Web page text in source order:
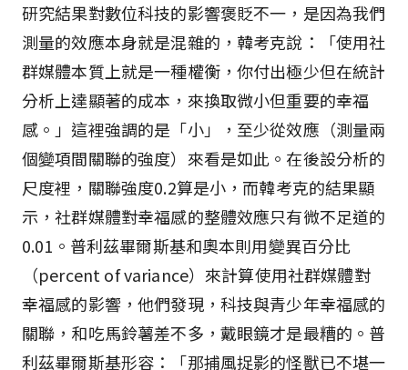
研究結果對數位科技的影響褒貶不一，是因為我們
測量的效應本身就是混雜的，韓考克說：「使用社
群媒體本質上就是一種權衡，你付出極少但在統計
分析上達顯著的成本，來換取微小但重要的幸福
感。」這裡強調的是「小」，至少從效應（測量兩
個變項間關聯的強度）來看是如此。在後設分析的
尺度裡，關聯強度0.2算是小，而韓考克的結果顯
示，社群媒體對幸福感的整體效應只有微不足道的
0.01。普利茲畢爾斯基和奧本則用變異百分比
（percent of variance）來計算使用社群媒體對
幸福感的影響，他們發現，科技與青少年幸福感的
關聯，和吃馬鈴薯差不多，戴眼鏡才是最糟的。普
利茲畢爾斯基形容：「那捕風捉影的怪獸已不堪一